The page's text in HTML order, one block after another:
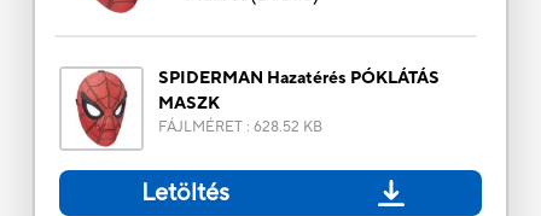
SPIDERMAN Hazatérés PÓKLÁTÁS
MASZK
FÁJLMÉRET: 628.52 KB
Letöltés